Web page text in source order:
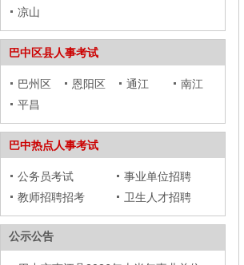
凉山
巴中区县人事考试
巴州区 恩阳区 通江
南江
平昌
巴中热点人事考试
公务员考试
事业单位招聘
教师招聘招考
卫生人才招聘
公示公告